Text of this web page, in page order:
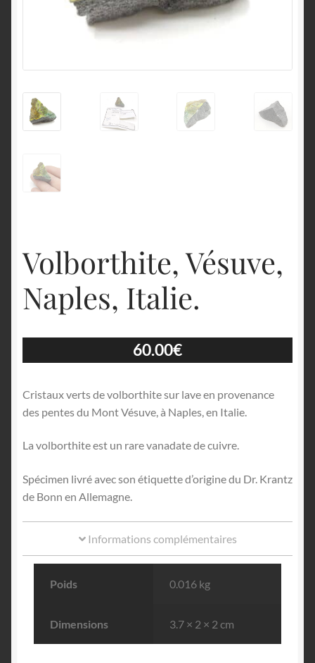
Volborthite, Vésuve,
Naples, Italie.
60.00€
Cristaux verts de volborthite sur lave en provenance
des pentes du Mont Vésuve, à Naples, en Italie.
La volborthite est un rare vanadate de cuivre.
Spécimen livré avec son étiquette d’origine du Dr. Krantz
de Bonn en Allemagne.
Informations complémentaires
Poids 0.016 kg
Dimensions 3.7 × 2 × 2 cm